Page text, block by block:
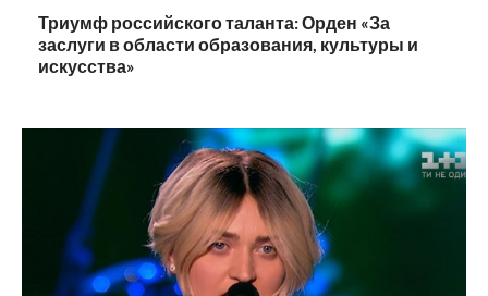
Триумф российского таланта: Орден «За
заслуги в области образования, культуры и
искусства»